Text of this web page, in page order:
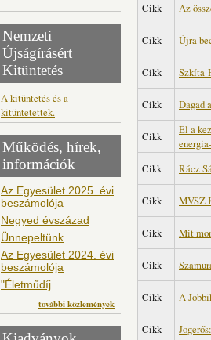
Nemzeti
Újságírásért
Kitüntetés
A kitüntetés és a
kitüntetettek.
Működés, hírek,
információk
Az Egyesület 2025. évi
beszámolója
Negyed évszázad
Ünnepeltünk
Az Egyesület 2024. évi
beszámolója
"Életműdíj
további közlemények
Cikk
Az
Cikk
Újra
Cikk
Szkíta-
Cikk
Dagad
Cikk
El a
Cikk
Rácz
Cikk
MVSZ
Cikk
Mit
Cikk
Cikk
A
Cikk